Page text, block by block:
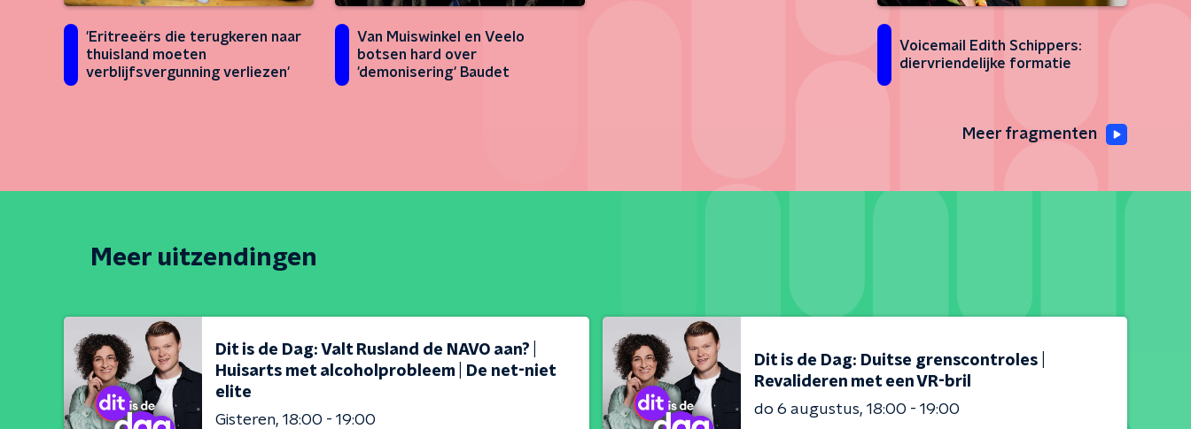
'Eritreeërs die terugkeren naar
thuisland moeten
verblijfsvergunning verliezen'
Van Muiswinkel en Veelo
botsen hard over
'demonisering' Baudet
Voicemail Edith Schippers:
diervriendelijke formatie
Meer fragmenten
Meer uitzendingen
Dit is de Dag: Valt Rusland de NAVO aan? |
Huisarts met alcoholprobleem | De net-niet
elite
Gisteren 18:00 - 19:00
Dit is de Dag: Duitse grenscontroles |
Revalideren met een VR-bril
do 6 augustus 18:00 - 19:00